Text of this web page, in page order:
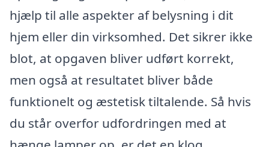
hjælp til alle aspekter af belysning i dit
hjem eller din virksomhed. Det sikrer ikke
blot, at opgaven bliver udført korrekt,
men også at resultatet bliver både
funktionelt og æstetisk tiltalende. Så hvis
du står overfor udfordringen med at